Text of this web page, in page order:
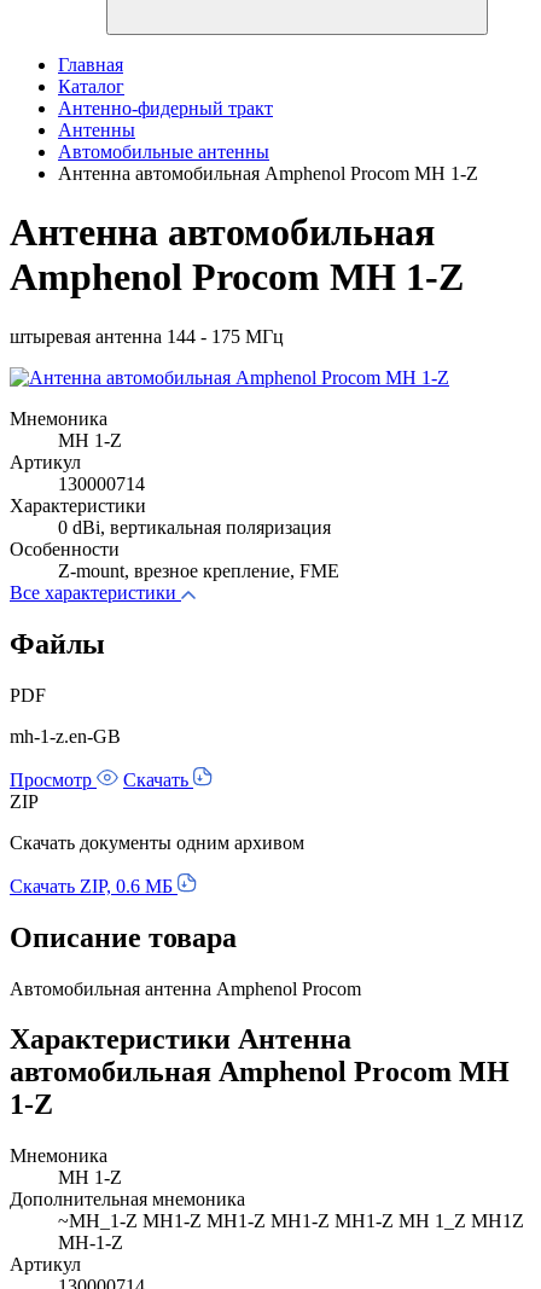
Главная
Каталог
Антенно-фидерный тракт
Антенны
Автомобильные антенны
Антенна автомобильная Amphenol Procom MH 1-Z
Антенна автомобильная
Amphenol Procom MH 1-Z
штыревая антенна 144 - 175 МГц
Мнемоника
MH 1-Z
Артикул
130000714
Характеристики
0 dBi, вертикальная поляризация
Особенности
Z-mount, врезное крепление, FME
Все характеристики
Файлы
PDF
mh-1-z.en-GB
Просмотр
Скачать
ZIP
Скачать документы одним архивом
Скачать ZIP, 0.6 МБ
Описание товара
Автомобильная антенна Amphenol Procom
Характеристики Антенна
автомобильная Amphenol Procom MH
1-Z
Мнемоника
MH 1-Z
Дополнительная мнемоника
~MH_1-Z MH1-Z MH1-Z MH1-Z MH1-Z MH 1_Z MH1Z
MH-1-Z
Артикул